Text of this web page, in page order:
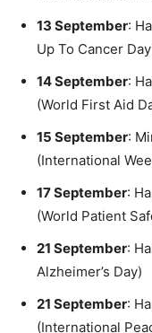
13 September:
Up To Cancer
14 September:
(World First Aid
15 September:
(International
17 September:
(World Patient
21 September:
Alzheimer’s Day)
21 September:
(International